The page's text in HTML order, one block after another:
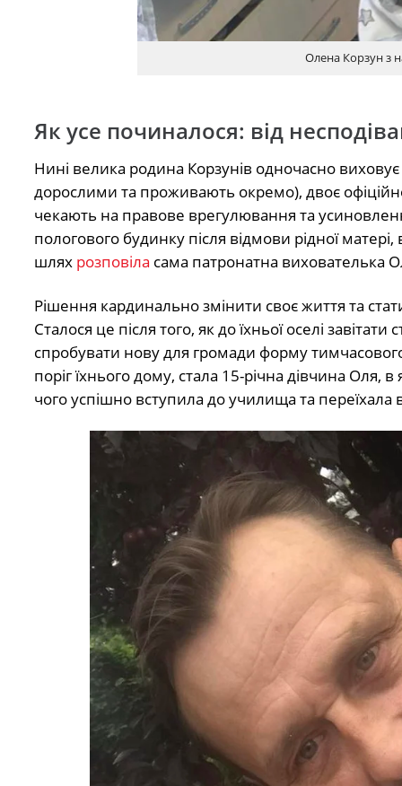
Олена Корзун з
Як усе починалося: від
Нині велика родина Корзунів одночасно
дорослими та проживають окремо), двоє офіційно
чекають на правове врегулювання та
пологового будинку після відмови рідної
шлях розповіла сама патронатна вихователька
Рішення кардинально змінити своє життя та
Сталося це після того, як до їхньої оселі
спробувати нову для громади форму
поріг їхнього дому, стала 15-річна дівчина Оля,
чого успішно вступила до училища та переїхала